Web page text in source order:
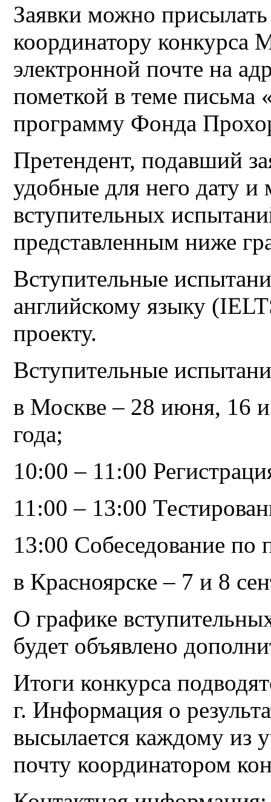
Заявки можно
координатору конкурса
электронной почте на
пометкой в теме письма
программу Фонда
Претендент, подавший
удобные для него дату
вступительных
представленным ниже
Вступительные
английскому языку
проекту.
Вступительные
в Москве – 28 июня, 16 и
года;
10:00 – 11:00
11:00 – 13:00
13:00 Собеседование по
в Красноярске – 7 и 8
О графике
будет объявлено
Итоги конкурса
г. Информация о
высылается каждому из
почту координатором